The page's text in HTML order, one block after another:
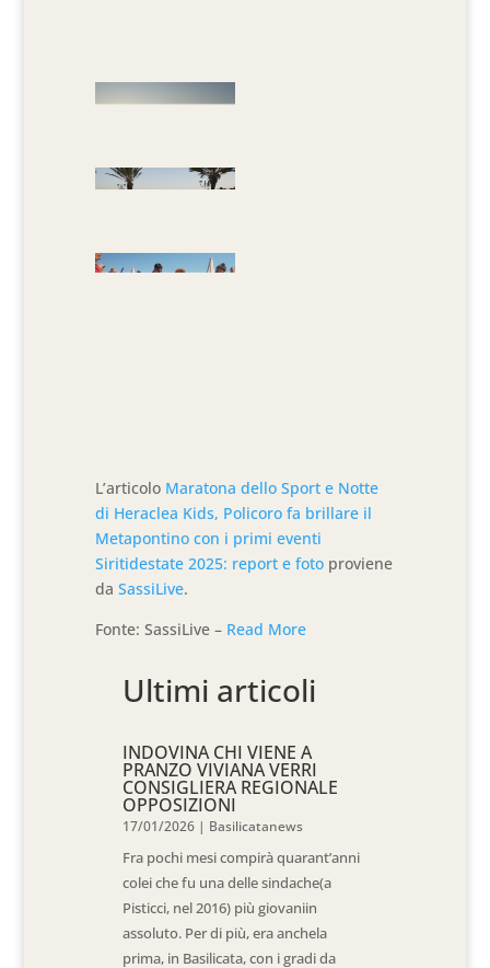
L’articolo Maratona dello Sport e Notte
di Heraclea Kids, Policoro fa brillare il
Metapontino con i primi eventi
Siritidestate 2025: report e foto proviene
daSassiLive.
Fonte: SassiLive – Read More
Ultimi articoli
INDOVINA CHI VIENE A
PRANZO VIVIANA VERRI
CONSIGLIERA REGIONALE
OPPOSIZIONI
17/01/2026 | Basilicatanews
Fra pochi mesi compirà quarant’anni
colei che fu una delle sindache(a
Pisticci, nel 2016) più giovaniin
assoluto. Per di più, era anchela
prima, in Basilicata, con i gradi da